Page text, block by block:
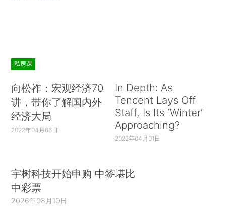
私房课
向松祚：宏观经济70
讲，带你了解国内外
经济大局
2022年04月06日
In Depth: As
Tencent Lays Off
Staff, Is Its ‘Winter’
Approaching?
2022年04月01日
宇树科技开始申购 中签堪比
中彩票
2026年08月10日